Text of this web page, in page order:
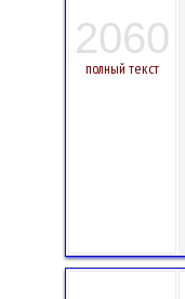
2060
полный текст